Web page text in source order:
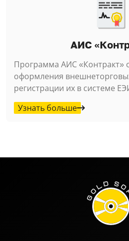
АИС
Программа АИС «Контракт»
оформления
регистрации их в системе
Узнать больше